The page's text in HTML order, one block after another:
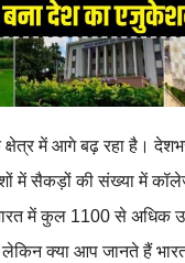
क्षेत्र में आगे बढ़ रहा है।
में सैकड़ों की संख्या में
में कुल 1100 से अधिक
लेकिन क्या आप जानते हैं